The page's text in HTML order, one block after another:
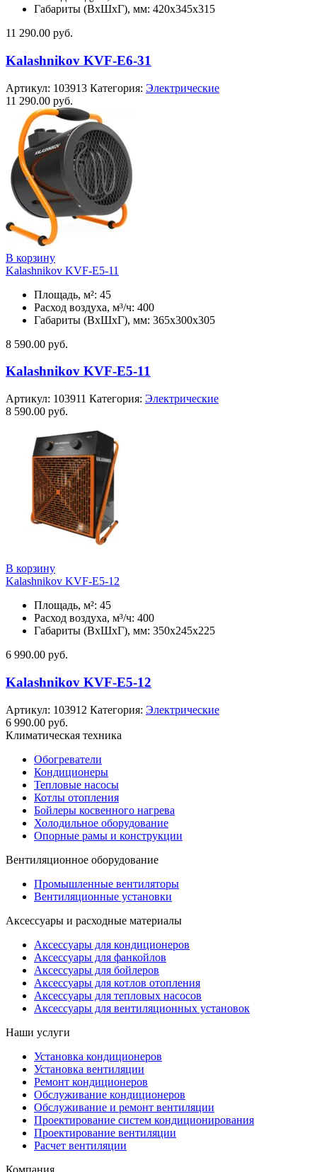
Габариты (ВхШхГ), мм: 420x345x315
11 290.00 руб.
Kalashnikov KVF-E6-31
Артикул: 103913 Категория: Электрические
11 290.00 руб.
В корзину
Kalashnikov KVF-E5-11
Площадь, м²: 45
Расход воздуха, м³/ч: 400
Габариты (ВхШхГ), мм: 365x300x305
8 590.00 руб.
Kalashnikov KVF-E5-11
Артикул: 103911 Категория: Электрические
8 590.00 руб.
В корзину
Kalashnikov KVF-E5-12
Площадь, м²: 45
Расход воздуха, м³/ч: 400
Габариты (ВхШхГ), мм: 350x245x225
6 990.00 руб.
Kalashnikov KVF-E5-12
Артикул: 103912 Категория: Электрические
6 990.00 руб.
Климатическая техника
Обогреватели
Кондиционеры
Тепловые насосы
Котлы отопления
Бойлеры косвенного нагрева
Холодильное оборудование
Опорные рамы и конструкции
Вентиляционное оборудование
Промышленные вентиляторы
Вентиляционные установки
Аксессуары и расходные материалы
Аксессуары для кондиционеров
Аксессуары для фанкойлов
Аксессуары для бойлеров
Аксессуары для котлов отопления
Аксессуары для тепловых насосов
Аксессуары для вентиляционных установок
Наши услуги
Установка кондиционеров
Установка вентиляции
Ремонт кондиционеров
Обслуживание кондиционеров
Обслуживание и ремонт вентиляции
Проектирование систем кондиционирования
Проектирование вентиляции
Расчет вентиляции
Компания